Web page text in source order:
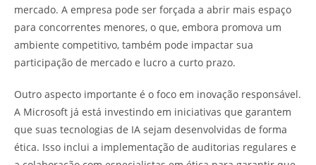
mercado. A empresa pode ser forçada a abrir mais espaço
para concorrentes menores, o que, embora promova um
ambiente competitivo, também pode impactar sua
participação de mercado e lucro a curto prazo.
Outro aspecto importante é o foco em inovação responsável.
A Microsoft já está investindo em iniciativas que garantem
que suas tecnologias de IA sejam desenvolvidas de forma
ética. Isso inclui a implementação de auditorias regulares e